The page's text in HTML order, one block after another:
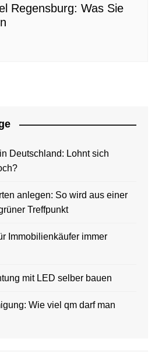
Regensburg: Was Sie
Deutschland: Lohnt sich
anlegen: So wird aus einer
Treffpunkt
Immobilienkäufer immer
mit LED selber bauen
Wie viel qm darf man